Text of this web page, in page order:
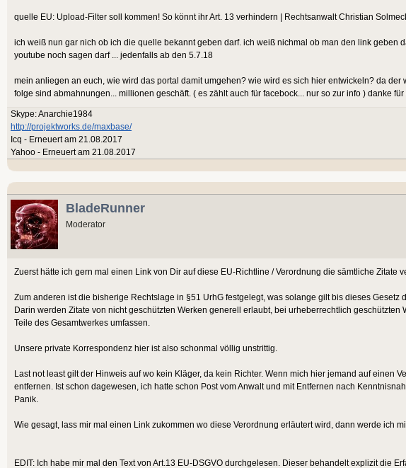
quelle EU: Upload-Filter soll kommen! So könnt ihr Art. 13 verhindern | Rechtsanwalt Christian
ich weiß nun gar nich ob ich die quelle bekannt geben darf. ich weiß nichmal ob man den link geben
youtube noch sagen darf ... jedenfalls ab den 5.7.18
mein anliegen an euch, wie wird das portal damit umgehen? wie wird es sich hier entwickeln? da
folge sind abmahnungen... millionen geschäft. ( es zählt auch für facebock... nur so zur info ) danke
Skype: Anarchie1984
http://projektworks.de/maxbase/
Icq - Erneuert am 21.08.2017
Yahoo - Erneuert am 21.08.2017
BladeRunner
Moderator
Zuerst hätte ich gern mal einen Link von Dir auf diese EU-Richtline / Verordnung die sämtliche Zitate
Zum anderen ist die bisherige Rechtslage in §51 UrhG festgelegt, was solange gilt bis dieses Gesetz
Darin werden Zitate von nicht geschützten Werken generell erlaubt, bei urheberrechtlich
Teile des Gesamtwerkes umfassen.
Unsere private Korrespondenz hier ist also schonmal völlig unstrittig.
Last not least gilt der Hinweis auf wo kein Kläger, da kein Richter. Wenn mich hier jemand auf einen
entfernen. Ist schon dagewesen, ich hatte schon Post vom Anwalt und mit Entfernen nach
Panik.
Wie gesagt, lass mir mal einen Link zukommen wo diese Verordnung erläutert wird, dann werde ich
EDIT: Ich habe mir mal den Text von Art.13 EU-DSGVO durchgelesen. Dieser behandelt explizit die